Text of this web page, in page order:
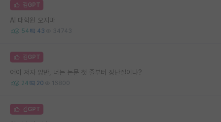
김GPT
AI 대학원 오지마
54 43 34743
김GPT
어이 저자 양반, 너는 논문 첫 줄부터 장난질이냐?
24 20 16800
김GPT